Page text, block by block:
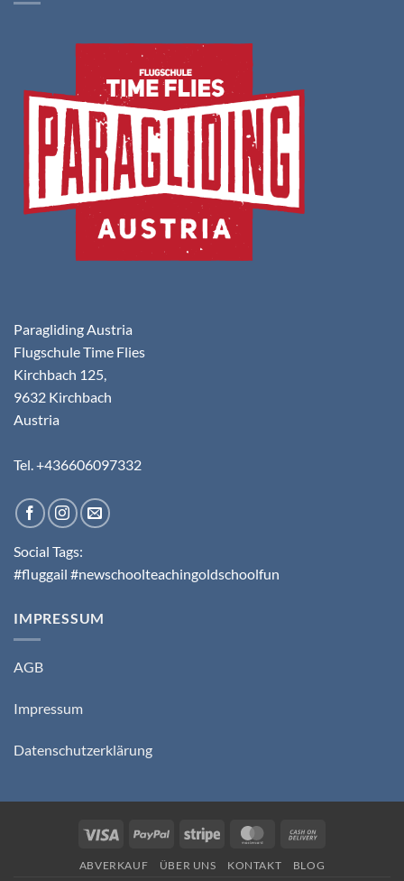
Paragliding Austria
Flugschule Time Flies
Kirchbach 125,
9632 Kirchbach
Austria
Tel. +436606097332
Social Tags:
#fluggail #newschoolteachingoldschoolfun
IMPRESSUM
AGB
Impressum
Datenschutzerklärung
Visa PayPal Stripe MasterCard
Delivery
ABVERKAUF ÜBER UNS KONTAKT BLOG